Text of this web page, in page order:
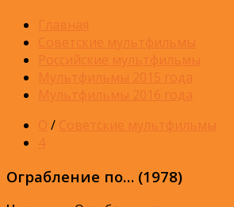
Главная
Советские мультфильмы
Российские мультфильмы
Мультфильмы 2015 года
Мультфильмы 2016 года
О / Советские мультфильмы
4
Ограбление по… (1978)